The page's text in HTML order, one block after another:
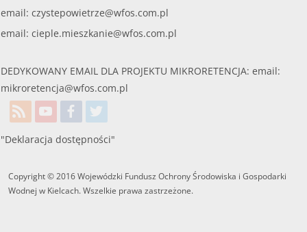
email: czystepowietrze@wfos.com.pl
email: cieple.mieszkanie@wfos.com.pl
DEDYKOWANY EMAIL DLA PROJEKTU MIKRORETENCJA: email:
mikroretencja@wfos.com.pl
"Deklaracja dostępności"
Copyright © 2016 Wojewódzki Fundusz Ochrony Środowiska i Gospodarki
Wodnej w Kielcach. Wszelkie prawa zastrzeżone.